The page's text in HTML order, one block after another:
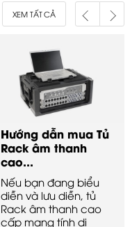
XEM TẤT CẢ
Hướng dẫn mua Tủ
Rack âm thanh
cao...
Nếu bạn đang biểu
diễn và lưu diễn, tủ
Rack âm thanh cao
cấp mang tính di